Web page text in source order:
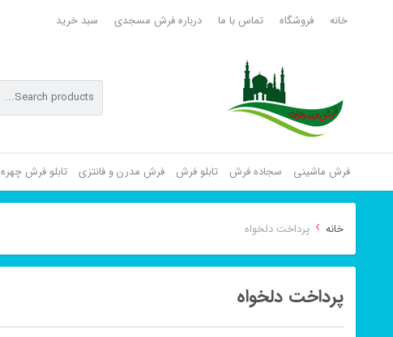
خانه فروشگاه تماس با ما درباره فرش مسجدی سبد خرید
فرش ماشینی سجاده فرش تابلو فرش فرش مدرن و فانتزی تابلو فرش چهره
خانه › پرداخت دلخواه
پرداخت دلخواه